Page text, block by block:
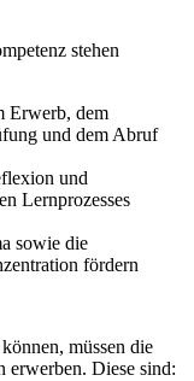
stehen
Erwerb, dem
und dem Abruf
und
Lernprozesses
sowie die
fördern
müssen die
erwerben. Diese sind: